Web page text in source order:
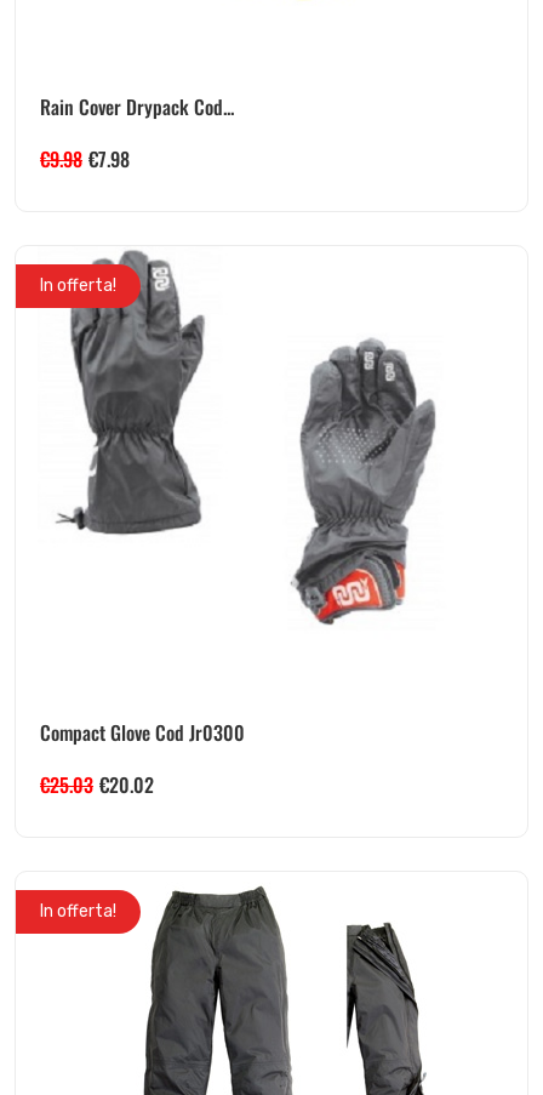
Rain Cover Drypack Cod...
€9.98 €7.98
In offerta!
Compact Glove Cod Jr0300
€25.03 €20.02
In offerta!